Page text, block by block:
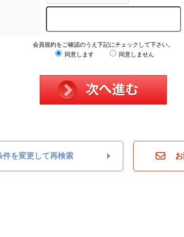
会員規約をご確認のうえ下記にチェックして下さい。
同意します
同意しません
件を変更して再検索